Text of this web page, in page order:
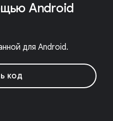
Android
для Android.
код